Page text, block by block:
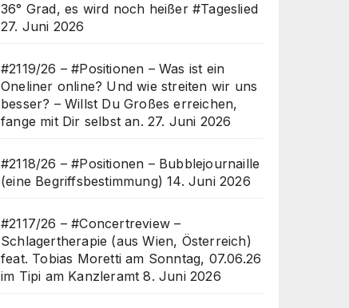
36° Grad, es wird noch heißer #Tageslied
27. Juni 2026
#2119/26 – #Positionen – Was ist ein
Oneliner online? Und wie streiten wir uns
besser? – Willst Du Großes erreichen,
fange mit Dir selbst an. 27. Juni 2026
#2118/26 – #Positionen – Bubblejournaille
(eine Begriffsbestimmung) 14. Juni 2026
#2117/26 – #Concertreview –
Schlagertherapie (aus Wien, Österreich)
feat. Tobias Moretti am Sonntag, 07.06.26
im Tipi am Kanzleramt 8. Juni 2026